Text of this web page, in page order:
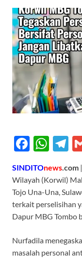
F
e
b
o
o
k
W
at
s
A
p
p
T
e
gr
a
m
SINDITOnews.com
Wilayah (Korwil)
Tojo Una-Una,
terkait perselisihan
Dapur MBG Tombo
Nurfadila
masalah personal